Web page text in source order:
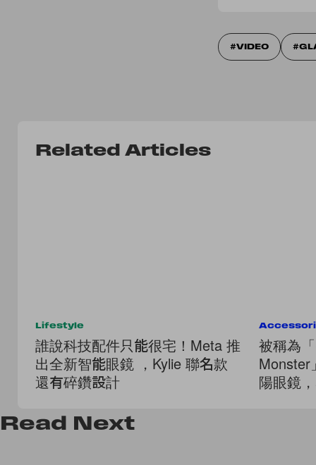
VIDEO
Related Articles
Lifestyle
誰說科技配件只能很宅！Meta 推
出全新智能眼鏡 ，Kylie 聯名款
還有碎鑽設計
被稱為
Monster
陽眼鏡
Read Next